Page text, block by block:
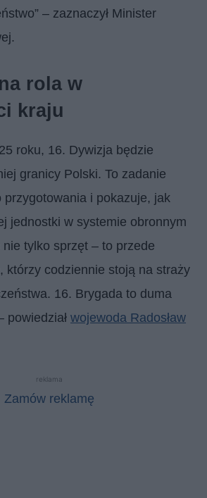
– zaznaczył Minister
rola w
kraju
roku, 16. Dywizja będzie
granicy Polski. To zadanie
przygotowania i pokazuje, jak
jednostki w systemie obronnym
nie tylko sprzęt – to przede
którzy codziennie stoją na straży
16. Brygada to duma
powiedział wojewoda Radosław
reklama
Zamów reklamę